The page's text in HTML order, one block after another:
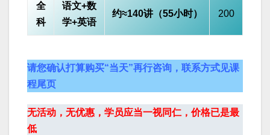
全
科
语文+数
学+英语
约≈140讲（55小时） 200
请您确认打算购买“当天”再行咨询，联系方式见课
程尾页
无活动，无优惠，学员应当一视同仁，价格已是最
低